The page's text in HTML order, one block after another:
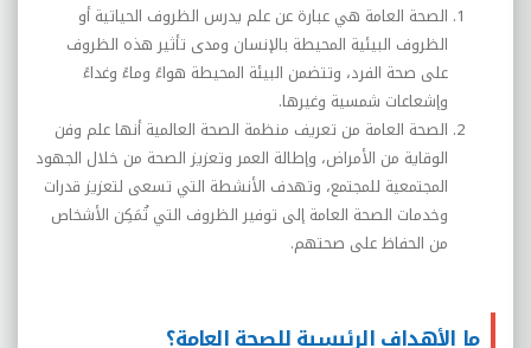
الصحة العامة هي عبارة عن علم يدرس الظروف الحياتية أو
الظروف البيئية المحيطة بالإنسان ومدى تأثير هذه الظروف
على صحة الفرد، وتتضمن البيئة المحيطة هواءً وماءً وغداءً
وإشعاعات شمسية وغيرها.
الصحة العامة من تعريف منظمة الصحة العالمية أنها علم وفن
الوقاية من الأمراض، وإطالة العمر وتعزيز الصحة من خلال الجهود
المجتمعية للمجتمع، وتهدف الأنشطة التي تسعى لتعزيز قدرات
وخدمات الصحة العامة إلى توفير الظروف التي تُمَكِن الأشخاص
من الحفاظ على صحتهم.
ما الأهداف الرئيسية للصحة العامة؟